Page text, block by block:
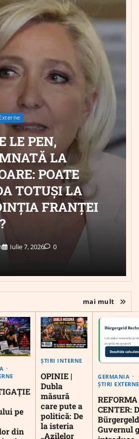
LE PEN,
LA
POATE
TOTUȘI LA
FRANȚEI
Iulie 7, 2026 0
mai mult
pe
din
ȘTIRI INTERNE
OPINIE |
Dubla
măsură
care pute a
politică: De
la isteria
„Azilelor
GERMANIA
ȘTIRI EXTERNE
CENTER:
Guvernul